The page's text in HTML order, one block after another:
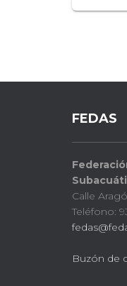
FEDAS
Calle
Teléfono:
Buzón de